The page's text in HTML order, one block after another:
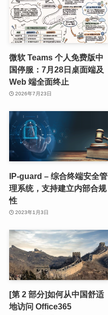
微软 Teams 个人免费版中
国停服：7月28日桌面端及
Web 端全面终止
2026年7月23日
IP-guard – 综合终端安全管
理系统，支持建立内部合规
性
2023年1月3日
[第 2 部分]如何从中国舒适
地访问 Office365